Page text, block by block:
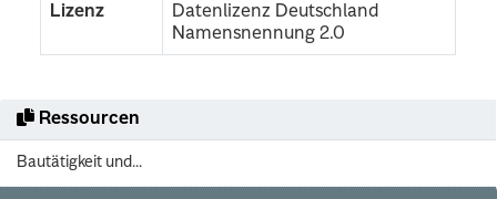
Ressourcen
Bautätigkeit und...
Lizenz
Datenlizenz Deutschland
Namensnennung 2.0